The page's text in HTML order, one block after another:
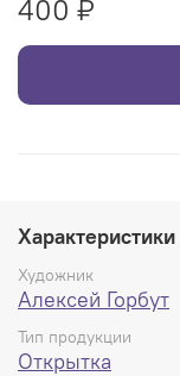
400 ₽
Характеристики
Художник
Алексей Горбут
Тип продукции
Открытка